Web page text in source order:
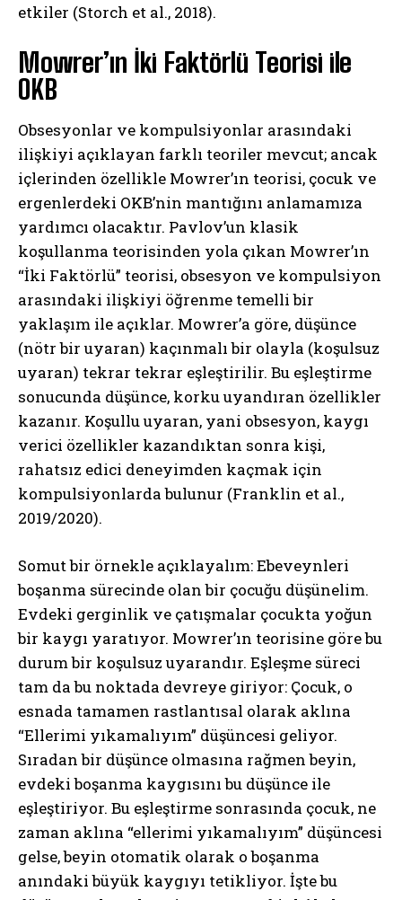
etkiler (Storch et al., 2018).
Mowrer’ın İki Faktörlü Teorisi ile
OKB
Obsesyonlar ve kompulsiyonlar arasındaki
ilişkiyi açıklayan farklı teoriler mevcut; ancak
içlerinden özellikle Mowrer’ın teorisi, çocuk ve
ergenlerdeki OKB’nin mantığını anlamamıza
yardımcı olacaktır. Pavlov’un klasik
koşullanma teorisinden yola çıkan Mowrer’ın
“İki Faktörlü” teorisi, obsesyon ve kompulsiyon
arasındaki ilişkiyi öğrenme temelli bir
yaklaşım ile açıklar. Mowrer’a göre, düşünce
(nötr bir uyaran) kaçınmalı bir olayla (koşulsuz
uyaran) tekrar tekrar eşleştirilir. Bu eşleştirme
sonucunda düşünce, korku uyandıran özellikler
kazanır. Koşullu uyaran, yani obsesyon, kaygı
verici özellikler kazandıktan sonra kişi,
rahatsız edici deneyimden kaçmak için
kompulsiyonlarda bulunur (Franklin et al.,
2019/2020).
Somut bir örnekle açıklayalım: Ebeveynleri
boşanma sürecinde olan bir çocuğu düşünelim.
Evdeki gerginlik ve çatışmalar çocukta yoğun
bir kaygı yaratıyor. Mowrer’ın teorisine göre bu
durum bir koşulsuz uyarandır. Eşleşme süreci
tam da bu noktada devreye giriyor: Çocuk, o
esnada tamamen rastlantısal olarak aklına
“Ellerimi yıkamalıyım” düşüncesi geliyor.
Sıradan bir düşünce olmasına rağmen beyin,
evdeki boşanma kaygısını bu düşünce ile
eşleştiriyor. Bu eşleştirme sonrasında çocuk, ne
zaman aklına “ellerimi yıkamalıyım” düşüncesi
gelse, beyin otomatik olarak o boşanma
anındaki büyük kaygıyı tetikliyor. İşte bu